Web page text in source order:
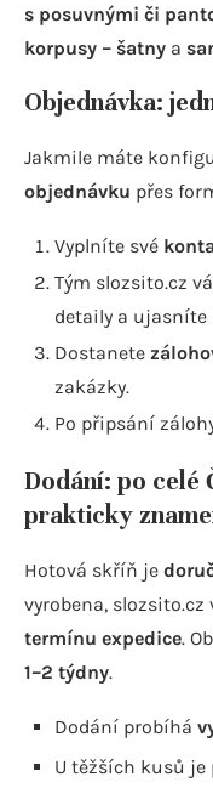
s posuvnými či
korpusy – šatny a
Objednávka:
Jakmile máte
objednávku přes
Vyplníte své
Tým slozsito.cz
detaily a ujasníte
Dostanete
zakázky.
Po připsání
Dodání: po celé
prakticky
Hotová skříň je
vyrobena, slozsito.cz
termínu expedice.
1–2 týdny.
Dodání probíhá
U těžších kusů je